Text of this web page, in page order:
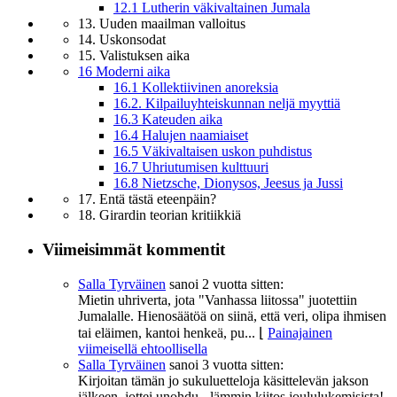
12.1 Lutherin väkivaltainen Jumala
13. Uuden maailman valloitus
14. Uskonsodat
15. Valistuksen aika
16 Moderni aika
16.1 Kollektiivinen anoreksia
16.2. Kilpailuyhteiskunnan neljä myyttiä
16.3 Kateuden aika
16.4 Halujen naamiaiset
16.5 Väkivaltaisen uskon puhdistus
16.7 Uhriutumisen kulttuuri
16.8 Nietzsche, Dionysos, Jeesus ja Jussi
17. Entä tästä eteenpäin?
18. Girardin teorian kritiikkiä
Viimeisimmät kommentit
Salla Tyrväinen sanoi 2 vuotta sitten:
Mietin uhriverta, jota "Vanhassa liitossa" juotettiin
Jumalalle. Hienosäätöä on siinä, että veri, olipa ihmisen
tai eläimen, kantoi henkeä, pu...
Painajainen
viimeisellä ehtoollisella
Salla Tyrväinen sanoi 3 vuotta sitten:
Kirjoitan tämän jo sukuluetteloja käsittelevän jakson